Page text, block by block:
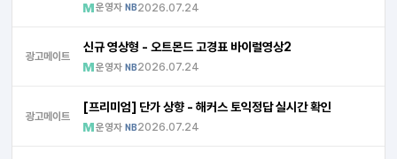
운영자 NB2026.07.24
광고메이트
신규 영상형 - 오트몬드 고경표 바이럴영상2
운영자 NB2026.07.24
광고메이트
[프리미엄] 단가 상향 - 해커스 토익정답 실시간 확인
운영자 NB2026.07.24